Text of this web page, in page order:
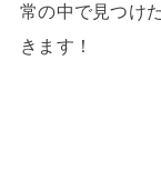
常の中で見つけ
きます！